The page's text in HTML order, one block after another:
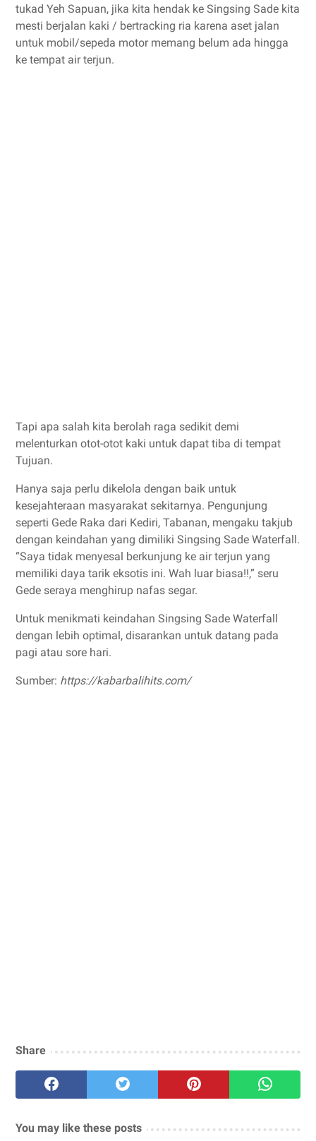
tukad Yeh Sapuan, jika kita hendak ke Singsing Sade kita
mesti berjalan kaki / bertracking ria karena aset jalan
untuk mobil/sepeda motor memang belum ada hingga
ke tempat air terjun.
Tapi apa salah kita berolah raga sedikit demi
melenturkan otot-otot kaki untuk dapat tiba di tempat
Tujuan.
Hanya saja perlu dikelola dengan baik untuk
kesejahteraan masyarakat sekitarnya. Pengunjung
seperti Gede Raka dari Kediri, Tabanan, mengaku takjub
dengan keindahan yang dimiliki Singsing Sade Waterfall.
“Saya tidak menyesal berkunjung ke air terjun yang
memiliki daya tarik eksotis ini. Wah luar biasa!!,” seru
Gede seraya menghirup nafas segar.
Untuk menikmati keindahan Singsing Sade Waterfall
dengan lebih optimal, disarankan untuk datang pada
pagi atau sore hari.
Sumber: https://kabarbalihits.com/
Share
You may like these posts